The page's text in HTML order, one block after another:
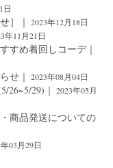
日
］｜ 2023年12月18日
年11月21日
すめ着回しコーデ｜
せ｜ 2023年08月04日
26~5/29)｜ 2023年05月
商品発送についての
03月29日